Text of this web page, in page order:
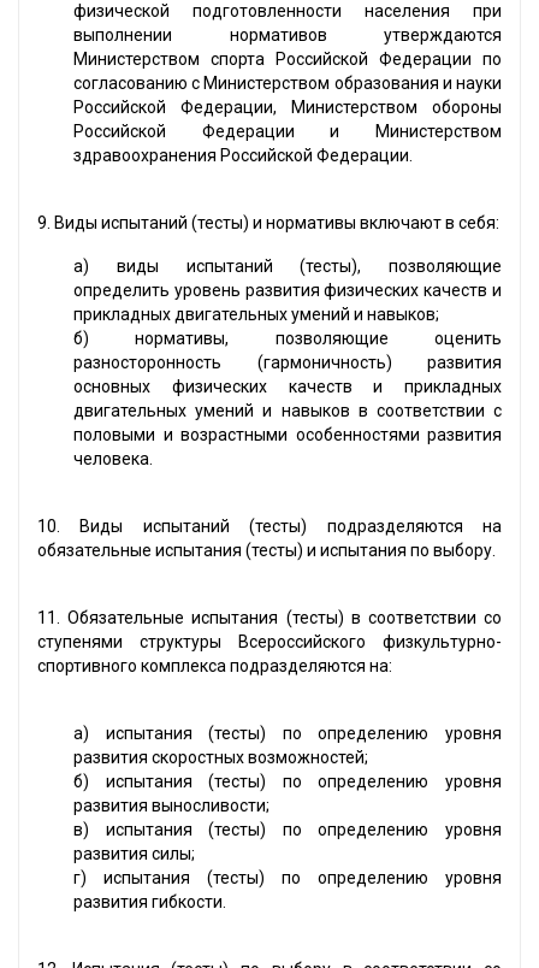
физической подготовленности населения при
выполнении нормативов утверждаются
Министерством спорта Российской Федерации по
согласованию с Министерством образования и науки
Российской Федерации, Министерством обороны
Российской Федерации и Министерством
здравоохранения Российской Федерации.
9. Виды испытаний (тесты) и нормативы включают в себя:
а) виды испытаний (тесты), позволяющие
определить уровень развития физических качеств и
прикладных двигательных умений и навыков;
б) нормативы, позволяющие оценить
разносторонность (гармоничность) развития
основных физических качеств и прикладных
двигательных умений и навыков в соответствии с
половыми и возрастными особенностями развития
человека.
10. Виды испытаний (тесты) подразделяются на
обязательные испытания (тесты) и испытания по выбору.
11. Обязательные испытания (тесты) в соответствии со
ступенями структуры Всероссийского физкультурно-
спортивного комплекса подразделяются на:
а) испытания (тесты) по определению уровня
развития скоростных возможностей;
б) испытания (тесты) по определению уровня
развития выносливости;
в) испытания (тесты) по определению уровня
развития силы;
г) испытания (тесты) по определению уровня
развития гибкости.